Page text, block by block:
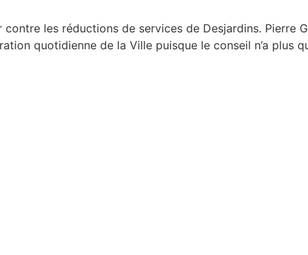
les réductions de services de Desjardins. Pierre
quotidienne de la Ville puisque le conseil n’a plus